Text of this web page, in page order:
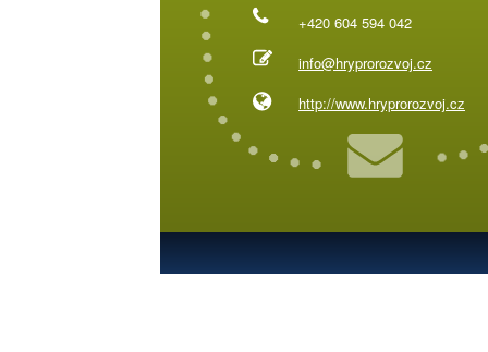
+420 604 594 042
info@hryprorozvoj.cz
http://www.hryprorozvoj.cz